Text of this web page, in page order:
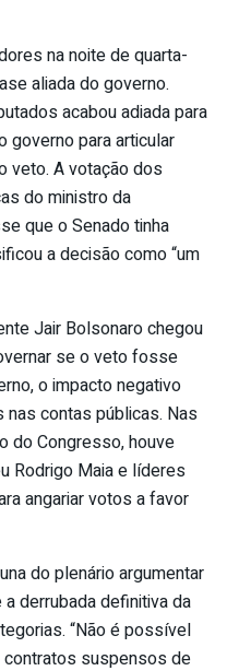
na noite de quarta-
aliada do governo.
acabou adiada para
governo para articular
veto. A votação dos
do ministro da
que o Senado tinha
a decisão como “um
Jair Bolsonaro chegou
se o veto fosse
o impacto negativo
contas públicas. Nas
do Congresso, houve
Rodrigo Maia e líderes
angariar votos a favor
do plenário argumentar
derrubada definitiva da
“Não é possível
suspensos de